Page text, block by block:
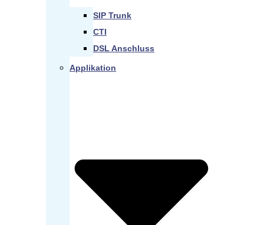
SIP Trunk
CTI
DSL Anschluss
Applikation